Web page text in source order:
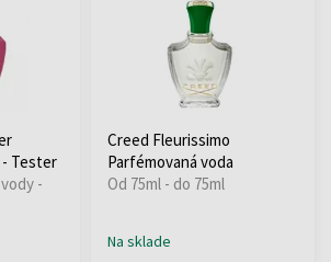
- Tester
-
Creed Fleurissimo
Parfémovaná voda
Od 75ml - do 75ml
Na sklade